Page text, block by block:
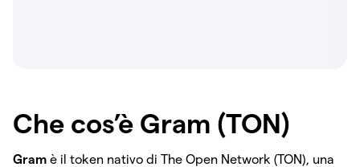
Che cos’è Gram (TON)
Gram è il token nativo di The Open Network (TON), una